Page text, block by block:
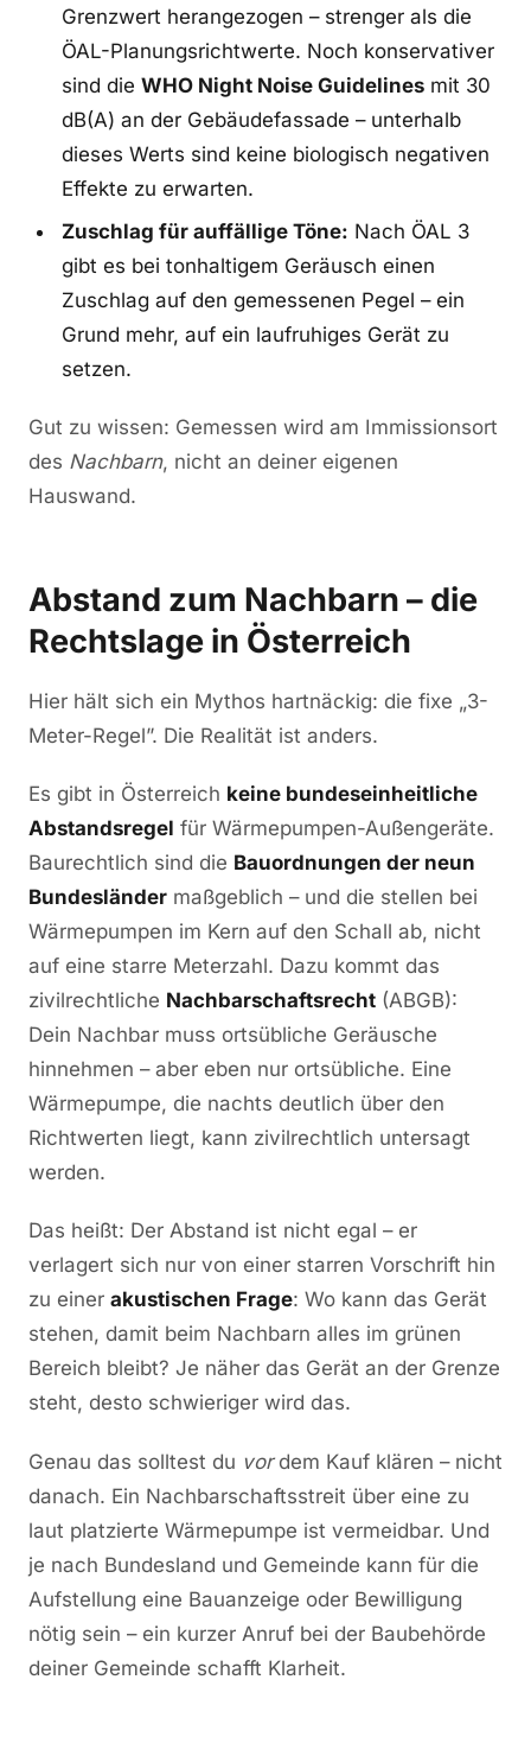
Grenzwert herangezogen – strenger als die
ÖAL-Planungsrichtwerte. Noch konservativer
sind die WHO Night Noise Guidelinesmit 30
dB(A) an der Gebäudefassade – unterhalb
dieses Werts sind keine biologisch negativen
Effekte zu erwarten.
Zuschlag für auffällige Töne: Nach ÖAL 3
gibt es bei tonhaltigem Geräusch einen
Zuschlag auf den gemessenen Pegel – ein
Grund mehr, auf ein laufruhiges Gerät zu
setzen.
Gut zu wissen: Gemessen wird am Immissionsort
des Nachbarn, nicht an deiner eigenen
Hauswand.
Abstand zum Nachbarn – die
Rechtslage in Österreich
Hier hält sich ein Mythos hartnäckig: die fixe „3-
Meter-Regel”. Die Realität ist anders.
Es gibt in Österreich keine bundeseinheitliche
Abstandsregel für Wärmepumpen-Außengeräte.
Baurechtlich sind die Bauordnungen der neun
Bundesländer maßgeblich – und die stellen bei
Wärmepumpen im Kern auf den Schall ab, nicht
auf eine starre Meterzahl. Dazu kommt das
zivilrechtliche Nachbarschaftsrecht (ABGB):
Dein Nachbar muss ortsübliche Geräusche
hinnehmen – aber eben nur ortsübliche. Eine
Wärmepumpe, die nachts deutlich über den
Richtwerten liegt, kann zivilrechtlich untersagt
werden.
Das heißt: Der Abstand ist nicht egal – er
verlagert sich nur von einer starren Vorschrift hin
zu einer akustischen Frage: Wo kann das Gerät
stehen, damit beim Nachbarn alles im grünen
Bereich bleibt? Je näher das Gerät an der Grenze
steht, desto schwieriger wird das.
Genau das solltest du vordem Kauf klären – nicht
danach. Ein Nachbarschaftsstreit über eine zu
laut platzierte Wärmepumpe ist vermeidbar. Und
je nach Bundesland und Gemeinde kann für die
Aufstellung eine Bauanzeige oder Bewilligung
nötig sein – ein kurzer Anruf bei der Baubehörde
deiner Gemeinde schafft Klarheit.